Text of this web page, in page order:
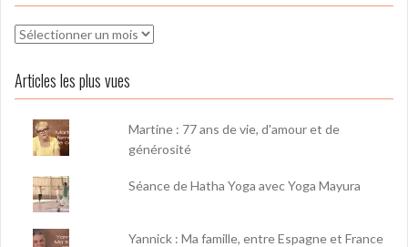
Archives
Articles les plus vues
Martine : 77 ans de vie, d'amour et de
générosité
Séance de Hatha Yoga avec Yoga Mayura
Yannick : Ma famille, entre Espagne et France